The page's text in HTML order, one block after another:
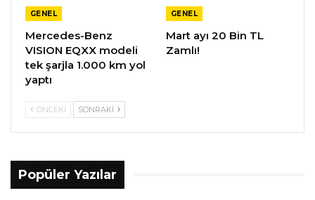
GENEL
Mercedes-Benz
VISION EQXX modeli
tek şarjla 1.000 km yol
yaptı
GENEL
Mart ayı 20 Bin TL
Zamlı!
ÖNCEKI SONRAKI
Popüler Yazılar